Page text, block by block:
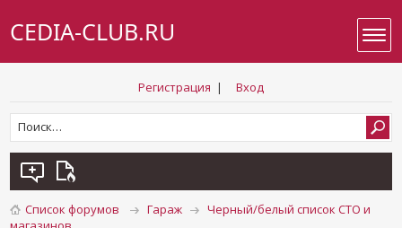
CEDIA-CLUB.RU
Регистрация | Вход
Список форумов Гараж
Черный/белый список СТО и